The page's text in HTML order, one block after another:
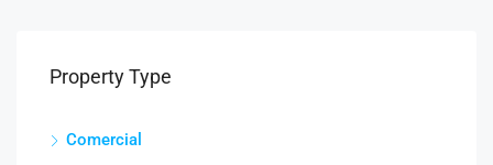
Property Type
Comercial